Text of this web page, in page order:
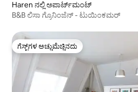
Haren ನಲ್ಲಿ ಅಪಾರ್ಟ್‌ಮಂಟ್
B&B ಲಿಸಾ ಗ್ರೊನಿಂಜೆನ್ - ಟುಯಿಂಕಮರ್
ಗೆಸ್ಟ್‌ಗಳ ಅಚ್ಚುಮೆಚ್ಚಿನದು
ಗೆಸ್ಟ್‌ಗಳ ಅಚ್ಚುಮೆಚ್ಚಿನದು